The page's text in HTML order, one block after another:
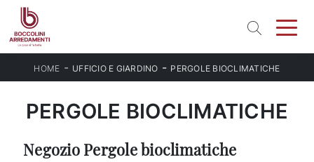
HOME - UFFICIO E GIARDINO - PERGOLE BIOCLIMATICHE
PERGOLE BIOCLIMATICHE
Negozio Pergole bioclimatiche